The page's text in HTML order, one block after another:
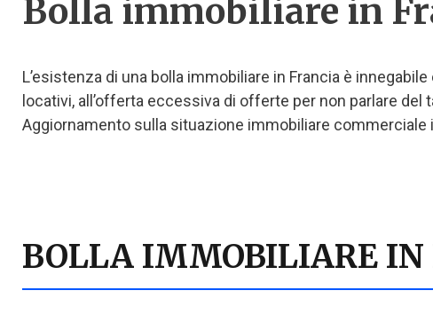
Bolla immobiliare in
L’esistenza di una bolla immobiliare in Francia è
locativi, all’offerta eccessiva di offerte per non parlare
Aggiornamento sulla situazione immobiliare commerciale
BOLLA IMMOBILIARE IN